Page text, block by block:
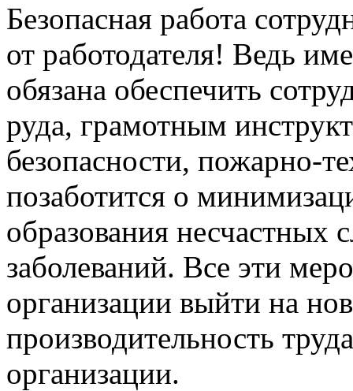
Безопасная работа
от работодателя! Ведь
обязана обеспечить
руда, грамотным
безопасности, пожарно-
позаботится о
образования несчастных
заболеваний. Все эти
организации выйти на
производительность
организации.